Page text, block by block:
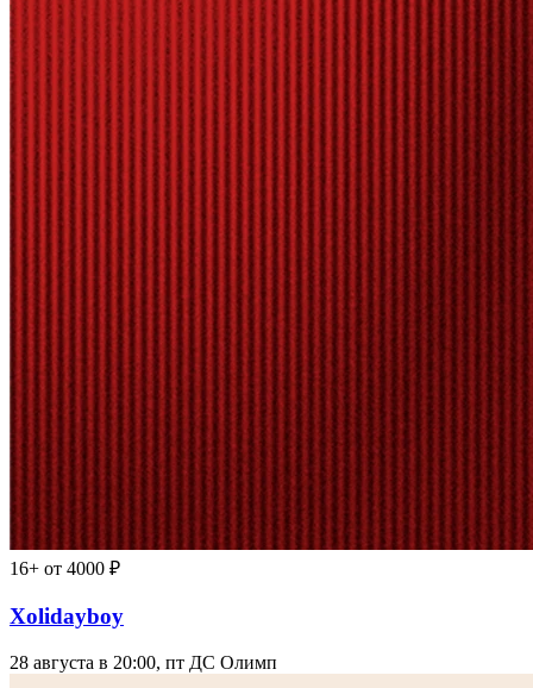
16+ от 4000 ₽
Xolidayboy
28 августа в 20:00, пт ДС Олимп